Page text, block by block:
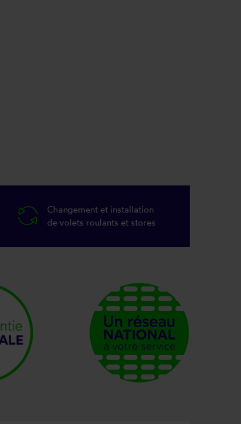
Changement et installation
de volets roulants et stores